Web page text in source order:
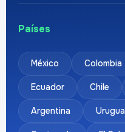
Países
México Colombia
Ecuador Chile
Argentina